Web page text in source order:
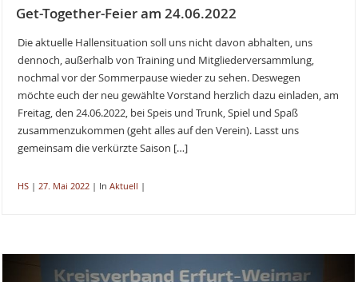
Get-Together-Feier am 24.06.2022
Die aktuelle Hallensituation soll uns nicht davon abhalten, uns
dennoch, außerhalb von Training und Mitgliederversammlung,
nochmal vor der Sommerpause wieder zu sehen. Deswegen
möchte euch der neu gewählte Vorstand herzlich dazu einladen, am
Freitag, den 24.06.2022, bei Speis und Trunk, Spiel und Spaß
zusammenzukommen (geht alles auf den Verein). Lasst uns
gemeinsam die verkürzte Saison […]
HS| 27. Mai 2022| In Aktuell |